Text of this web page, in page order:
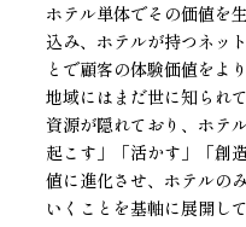
ホテル単体でその価値を
込み、ホテルが持つネッ
とで顧客の体験価値をよ
地域にはまだ世に知られ
資源が隠れており、ホテ
起こす」「活かす」「創
値に進化させ、ホテルの
いくことを基軸に展開し